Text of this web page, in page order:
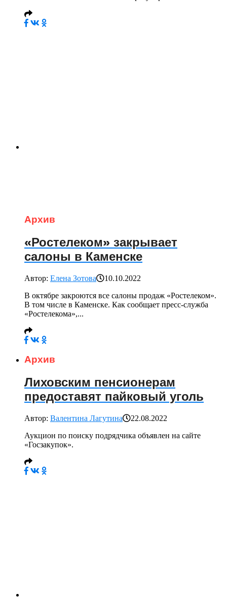
Архив
«Ростелеком» закрывает
салоны в Каменске
Автор: Елена Зотова
10.10.2022
В октябре закроются все салоны продаж «Ростелеком».
В том числе в Каменске. Как сообщает пресс-служба
«Ростелекома»,...
Архив
Лиховским пенсионерам
предоставят пайковый уголь
Автор: Валентина Лагутина
22.08.2022
Аукцион по поиску подрядчика объявлен на сайте
«Госзакупок».